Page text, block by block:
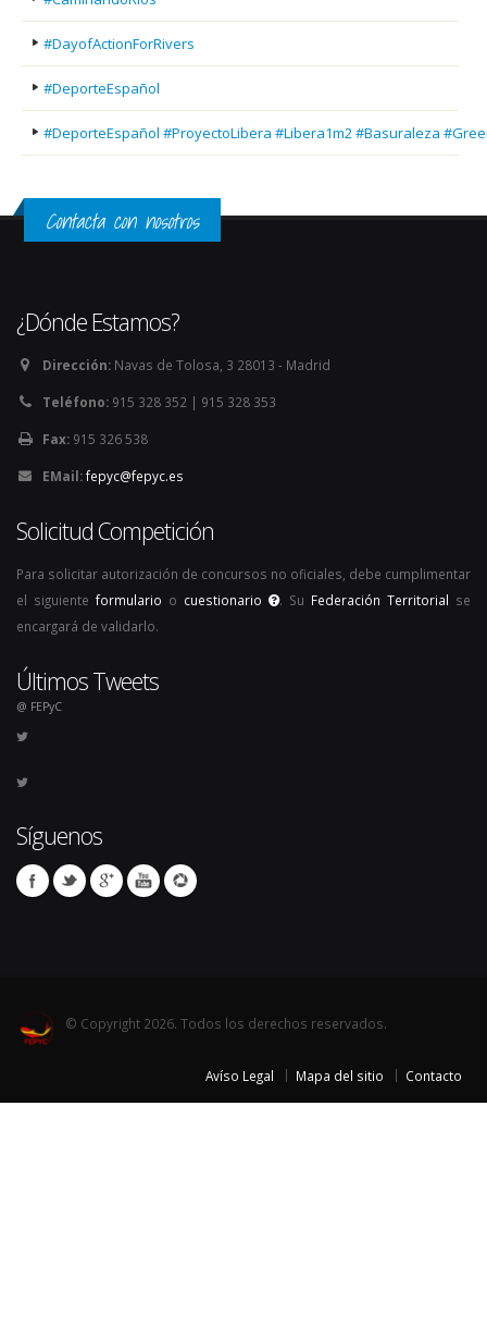
#DayofActionForRivers
#DeporteEspañol
#DeporteEspañol #ProyectoLibera #Libera1m2 #Basuraleza
Contacta con nosotros
¿Dónde Estamos?
Dirección: Navas de Tolosa, 3 28013 - Madrid
Teléfono: 915 328 352 | 915 328 353
Fax: 915 326 538
EMail:fepyc@fepyc.es
Solicitud Competición
Para solicitar autorización de concursos no oficiales, debe cumplimentar
el siguiente formulario o cuestionario . Su Federación Territorial se
encargará de validarlo.
Últimos Tweets
@ FEPyC
Síguenos
© Copyright 2026. Todos los derechos reservados.
Avíso Legal Mapa del sitio Contacto